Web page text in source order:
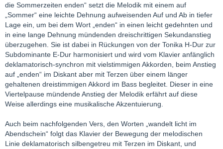
die Sommerzeiten enden“ setzt die Melodik mit einem auf
„Sommer“ eine leichte Dehnung aufweisenden Auf und Ab in tiefer
Lage ein, um bei dem Wort „enden“ in einen leicht gedehnten und
in eine lange Dehnung mündenden dreischrittigen Sekundanstieg
überzugehen. Sie ist dabei in Rückungen von der Tonika H-Dur zur
Subdominante E-Dur harmonisiert und wird vom Klavier anfänglich
deklamatorisch-synchron mit vielstimmigen Akkorden, beim Anstieg
auf „enden“ im Diskant aber mit Terzen über einem länger
gehaltenen dreistimmigen Akkord im Bass begleitet. Dieser in eine
Viertelpause mündende Anstieg der Melodik erfährt auf diese
Weise allerdings eine musikalische Akzentuierung.
Auch beim nachfolgenden Vers, den Worten „wandelt licht im
Abendschein“ folgt das Klavier der Bewegung der melodischen
Linie deklamatorisch silbengetreu mit Terzen im Diskant, und